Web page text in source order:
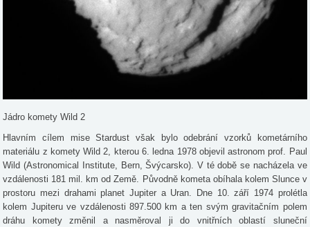
Jádro komety Wild 2
Hlavním cílem mise Stardust však bylo odebrání vzorků kometárního
materiálu z komety Wild 2, kterou 6. ledna 1978 objevil astronom prof. Paul
Wild (Astronomical Institute, Bern, Švýcarsko). V té době se nacházela ve
vzdálenosti 181 mil. km od Země. Původně kometa obíhala kolem Slunce v
prostoru mezi drahami planet Jupiter a Uran. Dne 10. září 1974 prolétla
kolem Jupiteru ve vzdálenosti 897.500 km a ten svým gravitačním polem
dráhu komety změnil a nasměroval ji do vnitřních oblastí sluneční